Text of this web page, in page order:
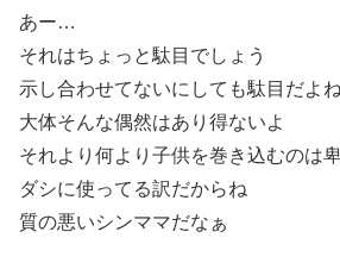
あー…
それはちょっと駄目でしょう
示し合わせてないにしても駄目だよね
大体そんな偶然はあり得ないよ
それより何より子供を巻き込むのは
ダシに使ってる訳だからね
質の悪いシンママだなぁ